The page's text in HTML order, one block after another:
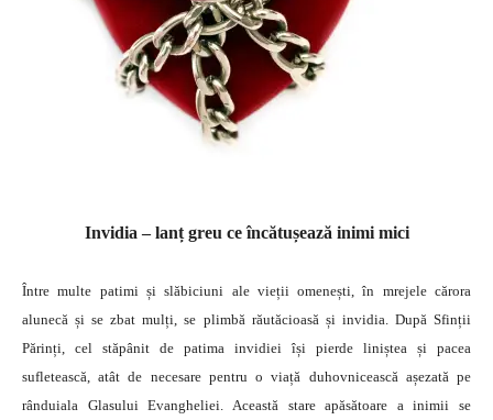
Invidia – lanț greu ce încătușează inimi mici
Între multe patimi și slăbiciuni ale vieții omenești, în mrejele cărora
alunecă și se zbat mulți, se plimbă răutăcioasă și invidia. După Sfinții
Părinți, cel stăpânit de patima invidiei își pierde liniștea și pacea
sufletească, atât de necesare pentru o viață duhovnicească așezată pe
rânduiala Glasului Evangheliei. Această stare apăsătoare a inimii se